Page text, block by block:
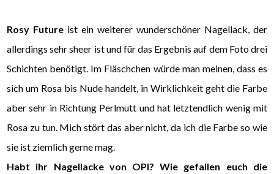
Rosy Future ist ein weiterer wunderschöner Nagellack, der
allerdings sehr sheer ist und für das Ergebnis auf dem Foto drei
Schichten benötigt. Im Fläschchen würde man meinen, dass es
sich um Rosa bis Nude handelt, in Wirklichkeit geht die Farbe
aber sehr in Richtung Perlmutt und hat letztendlich wenig mit
Rosa zu tun. Mich stört das aber nicht, da ich die Farbe so wie
sie ist ziemlich gerne mag.
Habt ihr Nagellacke von OPI? Wie gefallen euch die